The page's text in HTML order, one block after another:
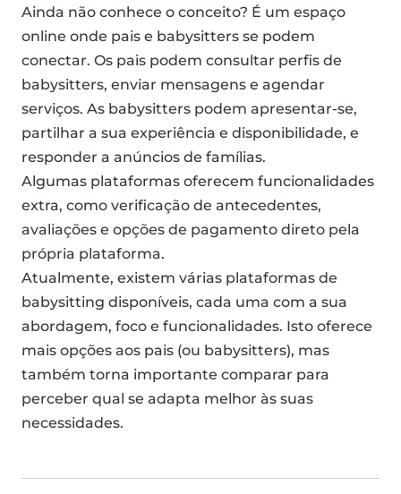
Ainda não conhece o conceito? É um espaço
online onde pais e babysitters se podem
conectar. Os pais podem consultar perfis de
babysitters, enviar mensagens e agendar
serviços. As babysitters podem apresentar-se,
partilhar a sua experiência e disponibilidade, e
responder a anúncios de famílias.
Algumas plataformas oferecem funcionalidades
extra, como verificação de antecedentes,
avaliações e opções de pagamento direto pela
própria plataforma.
Atualmente, existem várias plataformas de
babysitting disponíveis, cada uma com a sua
abordagem, foco e funcionalidades. Isto oferece
mais opções aos pais (ou babysitters), mas
também torna importante comparar para
perceber qual se adapta melhor às suas
necessidades.